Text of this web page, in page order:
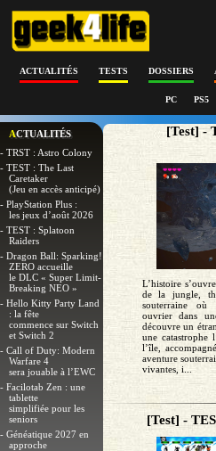
ACTUALITÉS TESTS DOSSIERS
PC PS5
ACTUALITÉS
- TRST : Astro Colony
- TEST : The Last
Caretaker
(Jeu en accès anticipé)
- PlayStation Plus :
les jeux d’août 2026
- TEST : Splatoon
Raiders
- Dragon Ball: Sparking!
ZERO accueille
le DLC « Super Limit-
Breaking NEO »
- Hello Kitty Party Land
: la fête
commence sur Switch
et Switch 2
- Call of Duty: Modern
Warfare 4
sera jouable à l’EWC
- Facilotab Zen : une
tablette
simplifiée pour les
seniors
- Généatique 2027 en
approche
[Test] -
L’histoire
de la jungle,
souterraine où
ouvrier dans
découvre un
une catastrophe
l’île,
aventure
vivantes, i...
[Test] -